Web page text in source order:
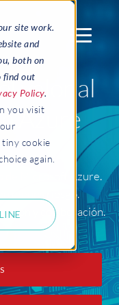
site work.
and
both on
find out
Policy.
you visit
tiny cookie
again.
valor al
Azure
de Microsoft Azure.
menos riesgo.
y colaboración.